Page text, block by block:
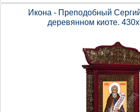
Икона - Преподобный
деревянном киоте.